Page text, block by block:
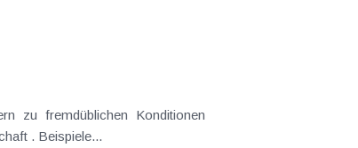
zu fremdüblichen Konditionen
. Beispiele...